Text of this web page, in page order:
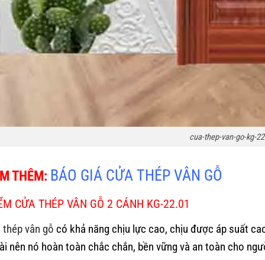
cua-thep-van-go-kg-
THÊM: BÁO GIÁ CỬA THÉP VÂN GỖ
CỬA THÉP VÂN GỖ 2 CÁNH KG-22.01
thép vân gỗ có khả năng chịu lực cao, chịu được áp suất
nên nó hoàn toàn chắc chắn, bền vững và an toàn cho